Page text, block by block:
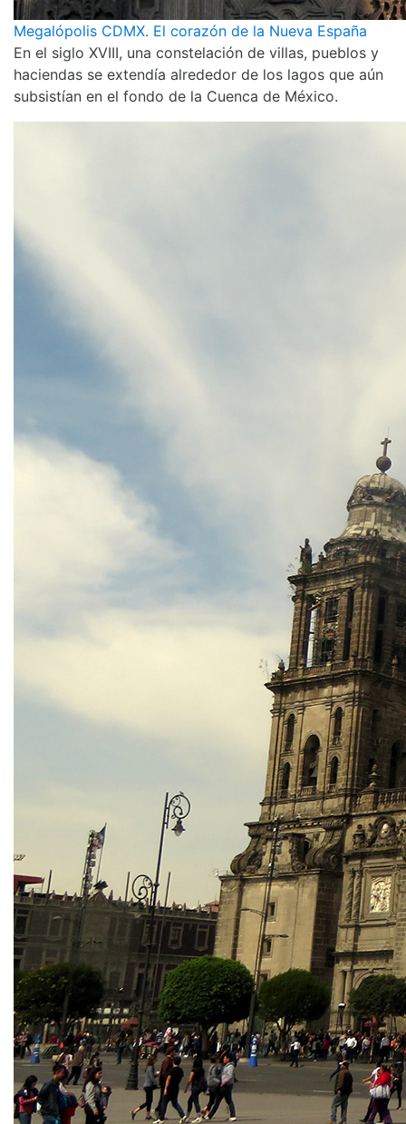
Megalópolis CDMX. El corazón de la Nueva España
En el siglo XVIII, una constelación de villas, pueblos y
haciendas se extendía alrededor de los lagos que aún
subsistían en el fondo de la Cuenca de México.